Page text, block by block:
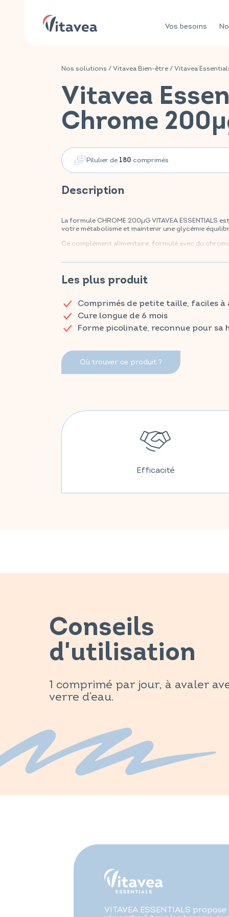
Vos besoins
Nos solutions /Vitavea Bien-être/Vitavea
Vitavea
Chrome
Pilulier de 180 comprimés
Description
La formule CHROME 200µG VITAVEA
votre métabolisme et maintenir une glycémie
Ce complément alimentaire, formulé avec du
Retrouvez vos produits VITAVEA ESSENTIALS dès
Les plus produit
Comprimés de petite taille, faciles à
Cure longue de 6 mois
Forme picolinate, reconnue pour sa
Où trouver ce produit ?
Efficacité
Conseils
d'utilisation
1 comprimé par jour, à avaler
verre d’eau.
VITAVEA ESSENTIALS